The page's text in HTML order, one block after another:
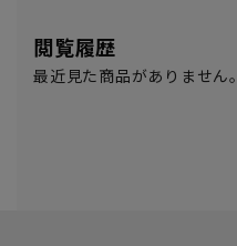
閲覧履歴
最近見た商品がありません。